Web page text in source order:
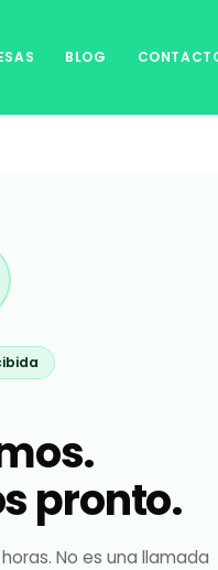
BLOG
pronto.
No es una llamada